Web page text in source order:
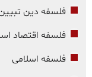
فلسفه دین
فلسفه اقتصاد
فلسفه اسلامی